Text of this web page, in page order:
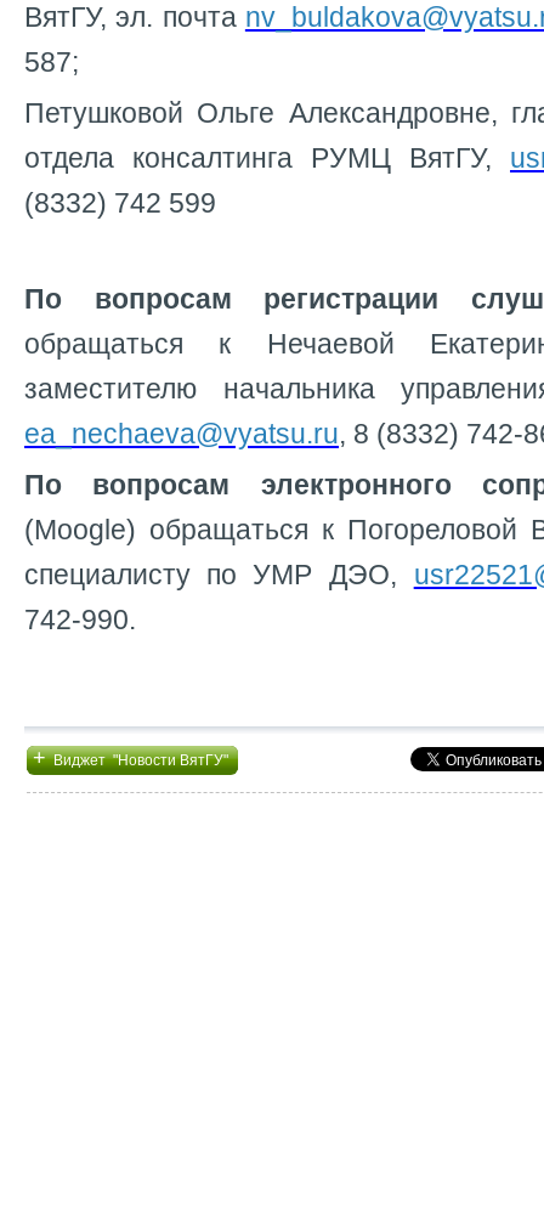
ВятГУ, эл. почта
587;
Петушковой Ольге Александровне,
отдела консалтинга РУМЦ ВятГУ,
(8332) 742 599
По вопросам регистрации
обращаться к Нечаевой
заместителю начальника
ea_nechaeva@vyatsu.ru, 8 (8332) 742-
По вопросам электронного
(Moogle) обращаться к Погореловой
специалисту по УМР ДЭО,
742-990.
+Виджет "Новости ВятГУ"